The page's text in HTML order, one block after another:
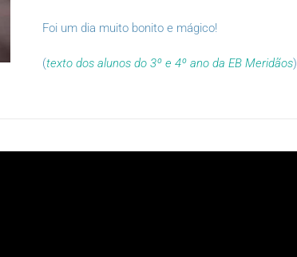
Foi um dia muito bonito e mágico!
(texto dos alunos do 3º e 4º ano da EB Meridãos)